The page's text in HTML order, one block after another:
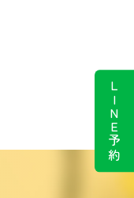
LINE予約